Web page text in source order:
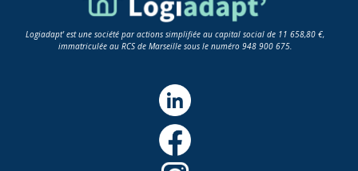
Logiadapt' est une société par actions simplifiée au capital social de 11 658,80 €,
immatriculée au RCS de Marseille sous le numéro 948 900 675.